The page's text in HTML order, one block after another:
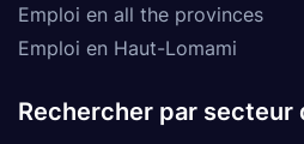
Emploi en all the provinces
Emploi en Haut-Lomami
Rechercher par secteur